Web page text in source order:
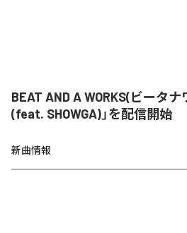
BEAT AND A WORKS(ビータ
(feat. SHOWGA)」を配信開始
新曲情報